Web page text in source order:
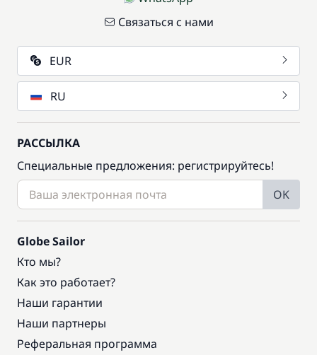
Связаться с нами
EUR
RU
РАССЫЛКА
Специальные предложения: регистрируйтесь!
OK
Globe Sailor
Кто мы?
Как это работает?
Наши гарантии
Наши партнеры
Реферальная программа